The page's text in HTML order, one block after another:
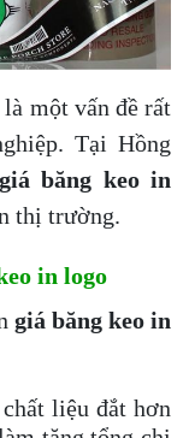
một vấn đề rất
Tại Hồng
giá băng keo in
thị trường.
in logo
giá băng keo in
liệu đắt hơn